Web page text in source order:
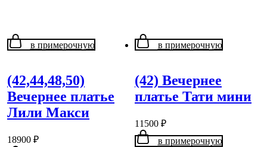
в примерочную
(42,44,48,50)
Вечернее платье
Лили Макси
18900 ₽
в примерочную
(42) Вечернее
платье Тати мини
11500 ₽
в примерочную